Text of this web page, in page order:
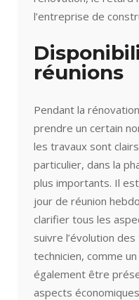
l’entreprise de
réunions
Pendant la
prendre un certain
les travaux sont
particulier, dans la
plus importants. Il
jour de réunion
clarifier tous les
suivre l’évolution
technicien, comme
également être
aspects